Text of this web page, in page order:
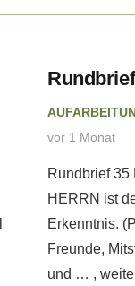
vor 1 Monat
Rundbrief 35
HERRN ist
Erkenntnis.
Freunde,
und … ,